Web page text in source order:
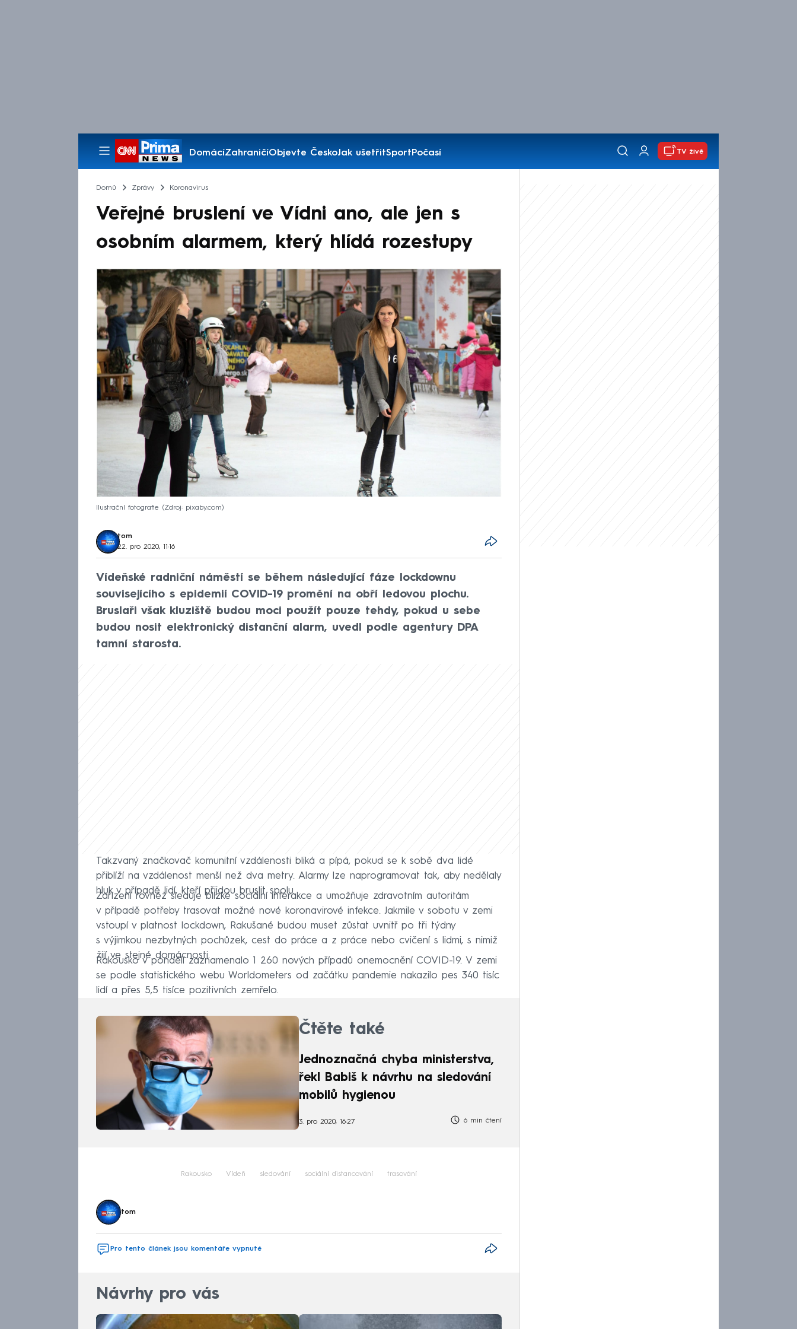
DomácíZahraničíObjevte ČeskoJak ušetřitSportPočasí
Pořady
TV živě
Domů Zprávy Koronavirus
Veřejné bruslení ve Vídni ano, ale jen s
osobním alarmem, který hlídá rozestupy
Ilustrační fotografie Zdroj: pixaby.com
tom
22. pro 2020, 11:16
Vídeňské radniční náměstí se během následující fáze lockdownu
souvisejícího s epidemií COVID-19 promění na obří ledovou plochu.
Bruslaři však kluziště budou moci použít pouze tehdy, pokud u sebe
budou nosit elektronický distanční alarm, uvedl podle agentury DPA
tamní starosta.
Takzvaný značkovač komunitní vzdálenosti bliká a pípá, pokud se k sobě dva lidé
přiblíží na vzdálenost menší než dva metry. Alarmy lze naprogramovat tak, aby nedělaly
hluk v případě lidí, kteří přijdou bruslit spolu.
Zařízení rovněž sleduje blízké sociální interakce a umožňuje zdravotním autoritám
v případě potřeby trasovat možné nové koronavirové infekce. Jakmile v sobotu v zemi
vstoupí v platnost lockdown, Rakušané budou muset zůstat uvnitř po tři týdny
s výjimkou nezbytných pochůzek, cest do práce a z práce nebo cvičení s lidmi, s nimiž
žijí ve stejné domácnosti.
Rakousko v pondělí zaznamenalo 1 260 nových případů onemocnění COVID-19. V zemi
se podle statistického webu Worldometers od začátku pandemie nakazilo pes 340 tisíc
lidí a přes 5,5 tisíce pozitivních zemřelo.
Čtěte také
Jednoznačná chyba ministerstva,
řekl Babiš k návrhu na sledování
mobilů hygienou
3. pro 2020, 16:27 6 min čtení
Rakousko Vídeň sledování sociální distancování trasování
tom
Pro tento článek jsou komentáře vypnuté
Návrhy pro vás